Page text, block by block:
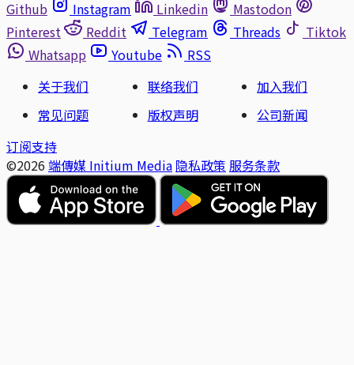
Github
Instagram Linkedin
Mastodon
Pinterest
Reddit Telegram Threads
Tiktok
Whatsapp
Youtube
RSS
关于我们
联络我们
加入我们
常见问题
版权声明
公司新闻
订阅支持
©2026 端傳媒 Initium Media 隐私政策 服务条款